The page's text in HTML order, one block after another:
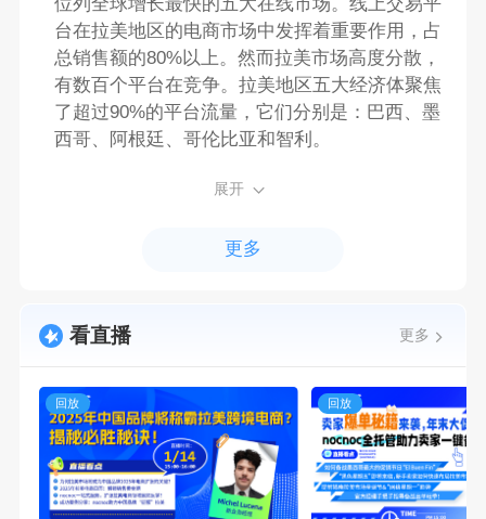
台在拉美地区的电商市场中发挥着重要作用，占
总销售额的80%以上。然而拉美市场高度分散，
有数百个平台在竞争。拉美地区五大经济体聚焦
了超过90%的平台流量，它们分别是：巴西、墨
西哥、阿根廷、哥伦比亚和智利。
展开
更多
看直播 更多
回放 回放